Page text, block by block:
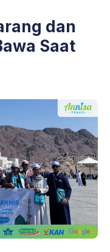
dan
Saat